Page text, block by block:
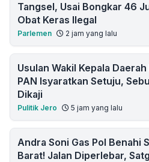
Tangsel, Usai Bongkar 46
Obat Keras Ilegal
Parlemen 2 jam yang lalu
Usulan Wakil Kepala
PAN Isyaratkan Setuju,
Dikaji
Pulitik Jero 5 jam yang lalu
Andra Soni Gas Pol Benahi
Barat! Jalan Diperlebar,